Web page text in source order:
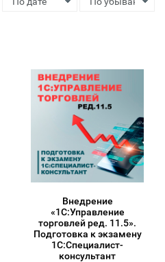
Внедрение
«1С:Управление
торговлей ред. 11.5».
Подготовка к экзамену
1С:Специалист-
консультант